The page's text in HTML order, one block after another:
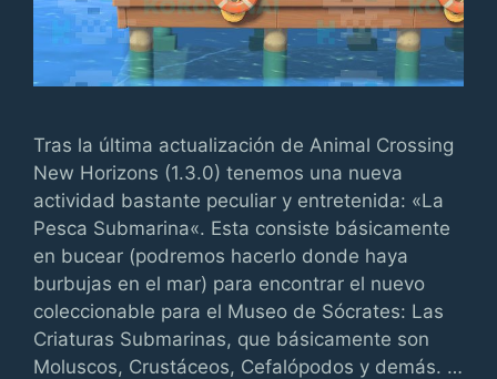
Tras la última actualización de Animal Crossing
New Horizons (1.3.0) tenemos una nueva
actividad bastante peculiar y entretenida: «La
Pesca Submarina«. Esta consiste básicamente
en bucear (podremos hacerlo donde haya
burbujas en el mar) para encontrar el nuevo
coleccionable para el Museo de Sócrates: Las
Criaturas Submarinas, que básicamente son
Moluscos, Crustáceos, Cefalópodos y demás. …